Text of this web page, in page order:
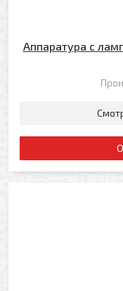
Аппаратура с
Я даю свое
персональных
Политикой
Прикрепить файл
Добавить
Комментарий к